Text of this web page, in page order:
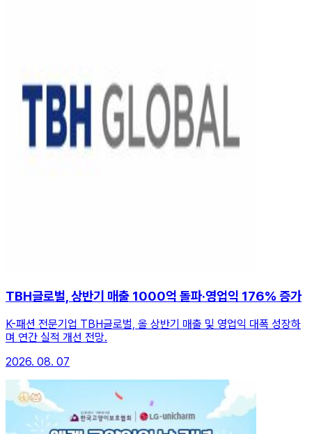
TBH글로벌, 상반기 매출 1000억 돌파·영업익 176% 증가
K-패션 전문기업 TBH글로벌, 올 상반기 매출 및 영업익 대폭 성장하
며 연간 실적 개선 전망.
2026. 08. 07